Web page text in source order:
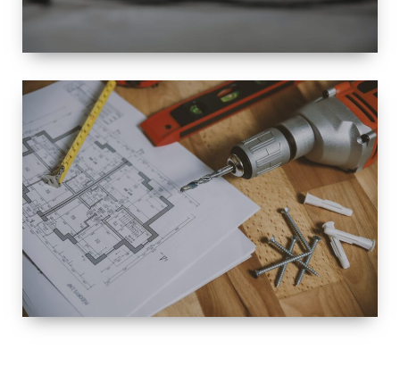
ESPACE
RÉNOVATION
INTÉRIEURE ET
EXTÉRIEURE